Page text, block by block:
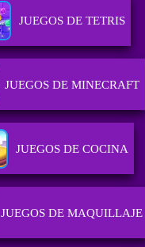
JUEGOS DE TETRIS
JUEGOS DE MINECRAFT
JUEGOS DE COCINA
JUEGOS DE MAQUILLAJE